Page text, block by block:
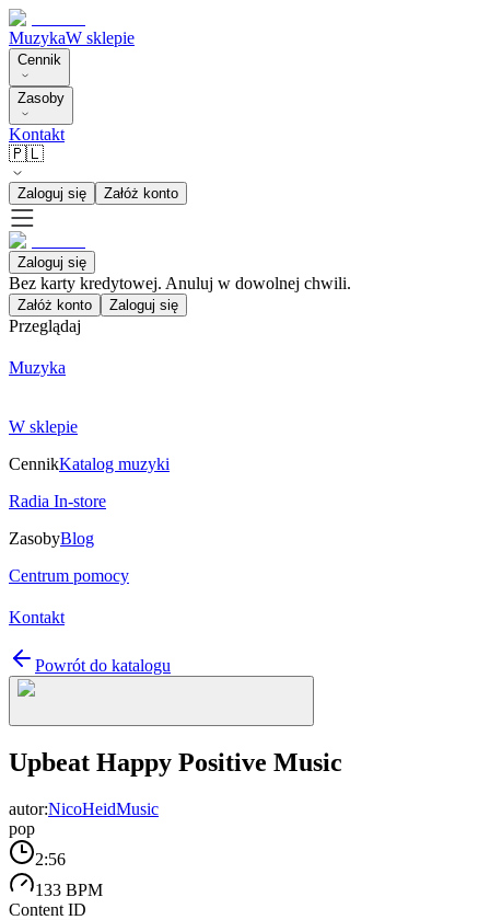
MuzykaW sklepie
Cennik
Zasoby
Kontakt
🇵🇱
Zaloguj się Załóż konto
Zaloguj się
Bez karty kredytowej. Anuluj w dowolnej chwili.
Załóż konto Zaloguj się
Przeglądaj
Muzyka
W sklepie
CennikKatalog muzyki
Radia In-store
ZasobyBlog
Centrum pomocy
Kontakt
Powrót do katalogu
Upbeat Happy Positive Music
autor:NicoHeidMusic
pop
2:56
133 BPM
Content ID